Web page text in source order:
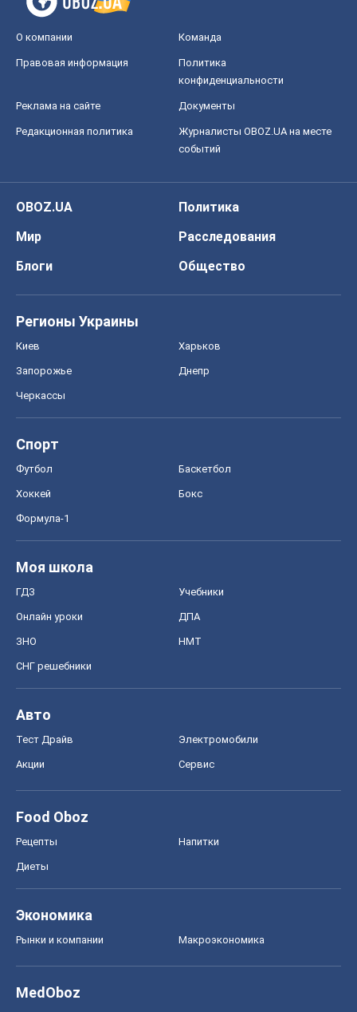
О компании Команда
Правовая информация
Политика
конфиденциальности
Реклама на сайте Документы
Редакционная политика
Журналисты OBOZ.UA на месте
событий
OBOZ.UA
Политика
Мир
Расследования
Блоги
Общество
Регионы Украины
Киев Харьков
Запорожье Днепр
Черкассы
Спорт
Футбол Баскетбол
Хоккей Бокс
Формула-1
Моя школа
ГДЗ Учебники
Онлайн уроки ДПА
ЗНО НМТ
СНГ решебники
Авто
Тест Драйв Электромобили
Акции Сервис
Food Oboz
Рецепты Напитки
Диеты
Экономика
Рынки и компании Mакроэкономика
MedOboz